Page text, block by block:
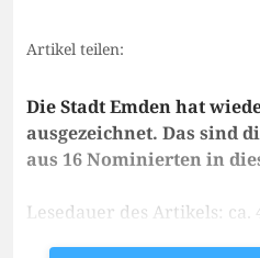
Artikel teilen:
Die Stadt Emden hat
ausgezeichnet. Das sind
aus 16 Nominierten in
Lesedauer des Artikels: ca.